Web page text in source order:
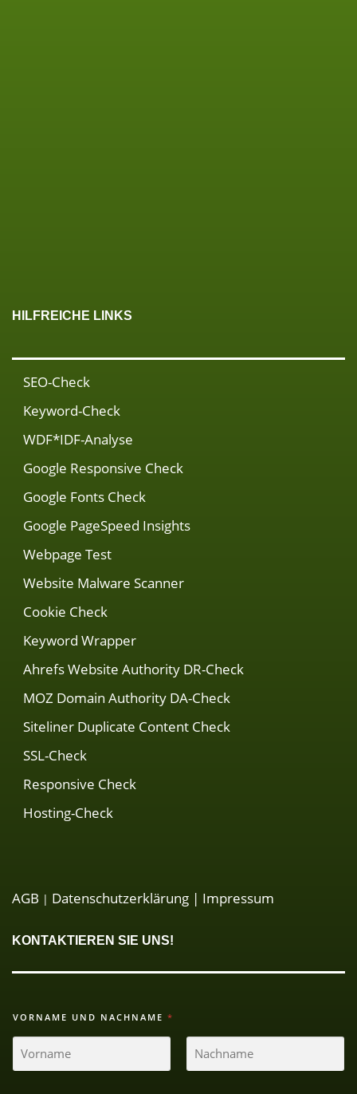
HILFREICHE LINKS
SEO-Check
Keyword-Check
WDF*IDF-Analyse
Google Responsive Check
Google Fonts Check
Google PageSpeed Insights
Webpage Test
Website Malware Scanner
Cookie Check
Keyword Wrapper
Ahrefs Website Authority DR-Check
MOZ Domain Authority DA-Check
Siteliner Duplicate Content Check
SSL-Check
Responsive Check
Hosting-Check
AGB | Datenschutzerklärung | Impressum
KONTAKTIEREN SIE UNS!
VORNAME UND NACHNAME *